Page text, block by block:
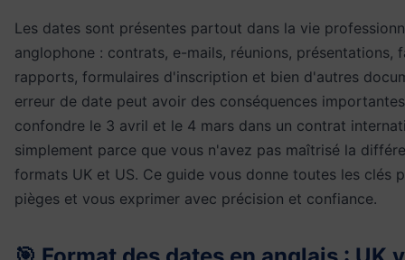
Les dates sont présentes partout dans la vie
anglophone : contrats, e-mails, réunions, présentations,
rapports, formulaires d'inscription et bien d'autres
erreur de date peut avoir des conséquences
confondre le 3 avril et le 4 mars dans un contrat
simplement parce que vous n'avez pas maîtrisé la
formats UK et US. Ce guide vous donne toutes les clés
pièges et vous exprimer avec précision et confiance.